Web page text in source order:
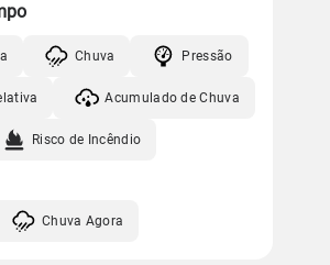
Chuva Pressão
Acumulado de Chuva
Risco de Incêndio
Chuva Agora